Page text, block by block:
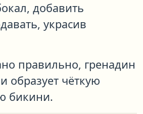
добавить
украсив
правильно, гренадин
образует чёткую
бикини.